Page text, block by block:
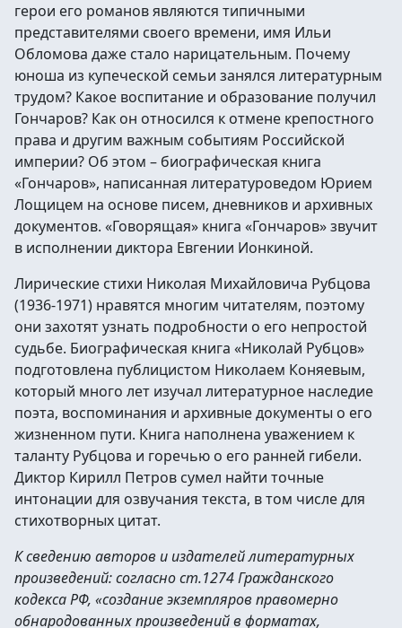
герои его романов являются типичными
представителями своего времени, имя Ильи
Обломова даже стало нарицательным. Почему
юноша из купеческой семьи занялся литературным
трудом? Какое воспитание и образование получил
Гончаров? Как он относился к отмене крепостного
права и другим важным событиям Российской
империи? Об этом – биографическая книга
«Гончаров», написанная литературоведом Юрием
Лощицем на основе писем, дневников и архивных
документов. «Говорящая» книга «Гончаров» звучит
в исполнении диктора Евгении Ионкиной.
Лирические стихи Николая Михайловича Рубцова
(1936-1971) нравятся многим читателям, поэтому
они захотят узнать подробности о его непростой
судьбе. Биографическая книга «Николай Рубцов»
подготовлена публицистом Николаем Коняевым,
который много лет изучал литературное наследие
поэта, воспоминания и архивные документы о его
жизненном пути. Книга наполнена уважением к
таланту Рубцова и горечью о его ранней гибели.
Диктор Кирилл Петров сумел найти точные
интонации для озвучания текста, в том числе для
стихотворных цитат.
К сведению авторов и издателей литературных
произведений: согласно ст.1274 Гражданского
кодекса РФ, «создание экземпляров правомерно
обнародованных произведений в форматах,